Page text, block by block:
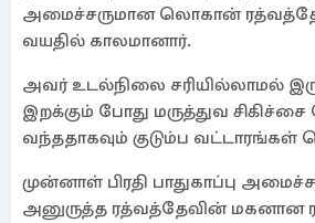
அமைச்சருமான லொகான் ரத்வத்தே
வயதில் காலமானார்.
அவர் உடல்நிலை சரியில்லாமல்
இறக்கும் போது மருத்துவ சிகிச்சை
வந்ததாகவும் குடும்ப வட்டாரங்கள்
முன்னாள் பிரதி பாதுகாப்பு
அனுருத்த ரத்வத்தேவின் மகனான